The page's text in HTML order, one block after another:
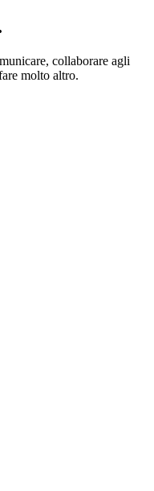
collaborare agli
molto altro.